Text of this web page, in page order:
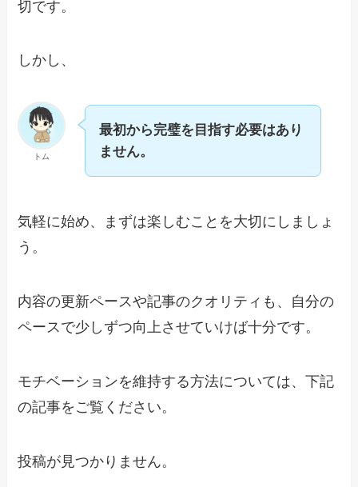
切です。
しかし、
トム
最初から完璧を目指す必要はあり
ません。
気軽に始め、まずは楽しむことを大切にしましょ
う。
内容の更新ペースや記事のクオリティも、自分の
ペースで少しずつ向上させていけば十分です。
モチベーションを維持する方法については、下記
の記事をご覧ください。
投稿が見つかりません。